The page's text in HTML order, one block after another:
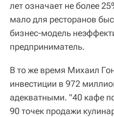
лет означает не более
мало для ресторанов
бизнес-модель
предприниматель.
В то же время Михаил
инвестиции в 972
адекватными. "40 кафе
90 точек продажи